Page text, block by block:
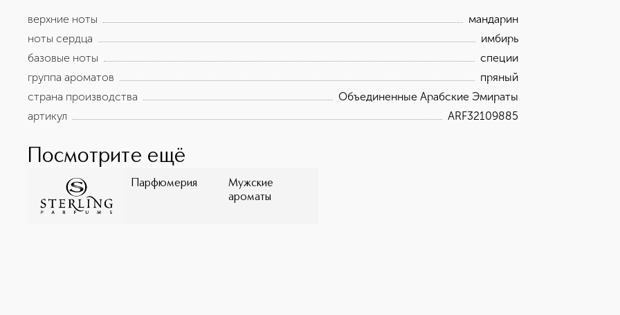
верхние ноты
мандарин
ноты сердца
имбирь
базовые ноты
специи
группа ароматов
пряный
страна производства
Объединенные Арабские Эмираты
артикул
ARF32109885
Посмотрите ещё
Парфюмерия
Мужские
ароматы